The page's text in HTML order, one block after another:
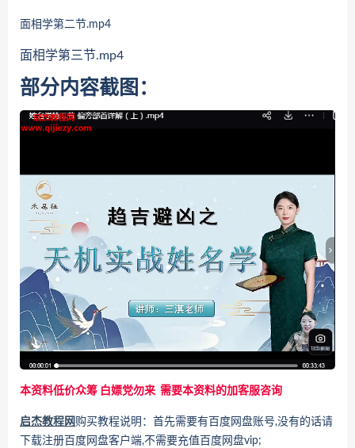
面相学第二节.mp4
面相学第三节.mp4
部分内容截图：
本资料低价众筹 白嫖党勿来 需要本资料的加客服咨询
启杰教程网 购买教程说明：首先需要有百度网盘账号,没有的话请
下载注册百度网盘客户端,不需要充值百度网盘vip;